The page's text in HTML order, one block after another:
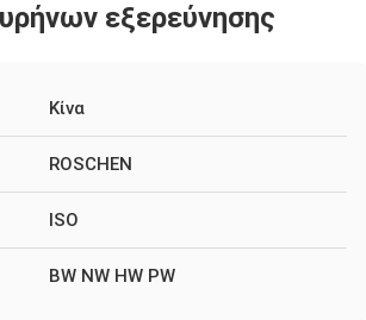
εξερεύνησης
Κίνα
ROSCHEN
ISO
BW NW HW PW